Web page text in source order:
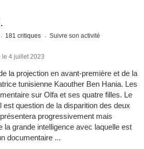
181 critiques Suivre son activité
le 4 juillet 2023
la projection en avant-première et de la
tunisienne Kaouther Ben Hania. Les
sur Olfa et ses quatre filles. Le
est question de la disparition des deux
progressivement mais
la grande intelligence avec laquelle est
documentaire ...